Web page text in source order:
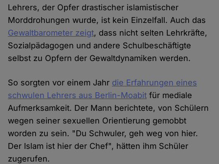
Lehrers, der Opfer drastischer islamistischer
Morddrohungen wurde, ist kein Einzelfall. Auch das
Gewaltbarometer zeigt, dass nicht selten Lehrkräfte,
Sozialpädagogen und andere Schulbeschäftigte
selbst zu Opfern der Gewaltdynamiken werden.
So sorgten vor einem Jahr die Erfahrungen eines
schwulen Lehrers aus Berlin-Moabit für mediale
Aufmerksamkeit. Der Mann berichtete, von Schülern
wegen seiner sexuellen Orientierung gemobbt
worden zu sein. "Du Schwuler, geh weg von hier.
Der Islam ist hier der Chef", hätten ihm Schüler
zugerufen.